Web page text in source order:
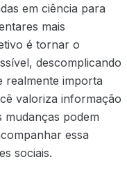
em ciência para
mais
é tornar o
descomplicando
realmente importa
valoriza informação
mudanças podem
essa
sociais.